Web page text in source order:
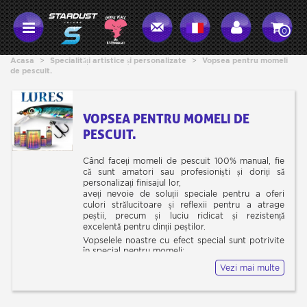
0
Acasa > Specialități artistice și personalizate >
Vopsea pentru momeli
de pescuit.
VOPSEA PENTRU MOMELI DE
PESCUIT.
Când faceți momeli de pescuit 100% manual, fie
că sunt amatori sau profesioniști și doriți să
personalizați finisajul lor,
aveți nevoie de soluții speciale pentru a oferi
culori strălucitoare și reflexii pentru a atrage
peștii, precum și luciu ridicat și rezistență
excelentă pentru dinții peștilor.
Vopselele noastre cu efect special sunt potrivite
în special pentru momeli:
Este imposibil să enumerăm toate efectele
noastre aici, dar am pregătit o selecție frumoasă
Vezi mai multe